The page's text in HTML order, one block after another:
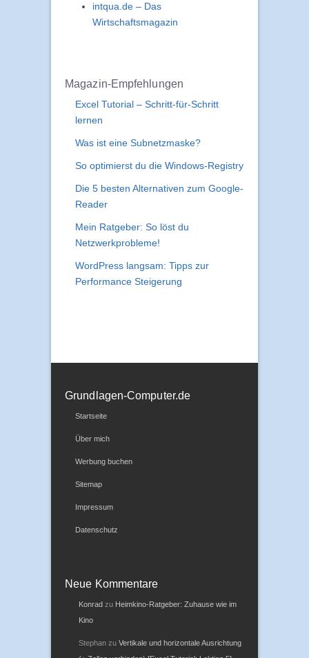
intqua.de – Das
Wirtschaftsmagazin
Magazin-Empfehlungen
Excel Tutorial – Schritt-für-Schritt
lernen
Was ist eine Subnetzmaske?
So optimierst du die Windows-Registry
Die 5 besten Alternativen zum Google-
Reader
Mein Ratgeber: So löst du
Netzwerkprobleme!
WordPress langsam: Tipps zur
Performance Steigerung
Grundlagen-Computer.de
Startseite
Über mich
Werbung buchen
Sitemap
Impressum
Datenschutz
Neue Kommentare
Konrad zu Heimkino-Ratgeber: Zuhause wie im
Kino
Stephan zu Vertikale und horizontale Ausrichtung